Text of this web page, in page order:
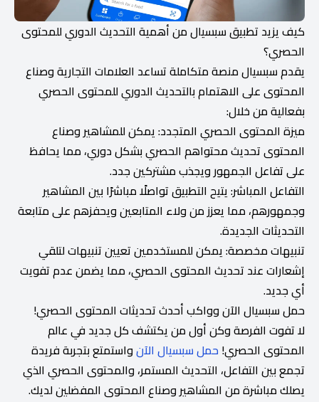
كيف يزيد تطبيق سبسيال من أهمية التحديث الدوري للمحتوى
الحصري؟
يقدم سبسيال منصة متكاملة تساعد العلامات التجارية وصناع
المحتوى على الاهتمام بالتحديث الدوري للمحتوى الحصري
بفعالية من خلال:
ميزة المحتوى الحصري المتجدد: يمكن للمشاهير وصناع
المحتوى تحديث محتواهم الحصري بشكل دوري، مما يحافظ
على تفاعل الجمهور ويجذب مشتركين جدد.
التفاعل المباشر: يتيح التطبيق تواصلًا مباشرًا بين المشاهير
وجمهورهم، مما يعزز من ولاء المتابعين ويحفزهم على متابعة
التحديثات الجديدة.
تنبيهات مخصصة: يمكن للمستخدمين تعيين تنبيهات لتلقي
إشعارات عند تحديث المحتوى الحصري، مما يضمن عدم تفويت
أي جديد.
حمل سبسيال الآن وواكب أحدث تحديثات المحتوى الحصري!
لا تفوت الفرصة وكن أول من يكتشف كل جديد في عالم
المحتوى الحصري! حمل سبسيال الآنواستمتع بتجربة فريدة
تجمع بين التفاعل، التحديث المستمر، والمحتوى الحصري الذي
يصلك مباشرة من المشاهير وصناع المحتوى المفضلين لديك.